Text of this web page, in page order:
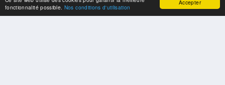
Accepter
fonctionnalité possible. Nos conditions d'utilisation